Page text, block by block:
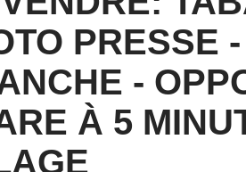
PRESSE
-
À 5